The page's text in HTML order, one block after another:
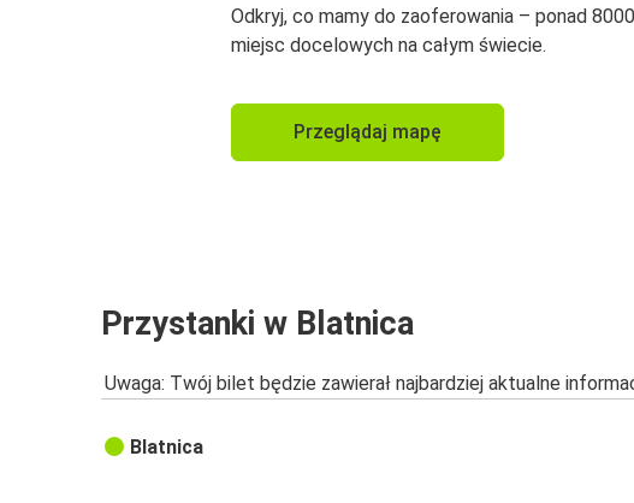
Odkryj, co mamy do zaoferowania – ponad 8000
miejsc docelowych na całym świecie.
Przeglądaj mapę
Przystanki w Blatnica
Uwaga: Twój bilet będzie zawierał najbardziej aktualne
Blatnica